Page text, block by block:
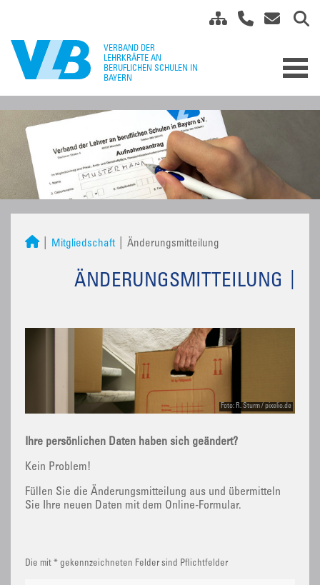
Mitgliedschaft Änderungsmitteilung
ÄNDERUNGSMITTEILUNG
Foto: R. Sturm / pixelio.de
Ihre persönlichen Daten haben sich geändert?
Kein Problem!
Füllen Sie die Änderungsmitteilung aus und übermitteln
Sie Ihre neuen Daten mit dem Online-Formular.
Die mit * gekennzeichneten Felder sind Pflichtfelder